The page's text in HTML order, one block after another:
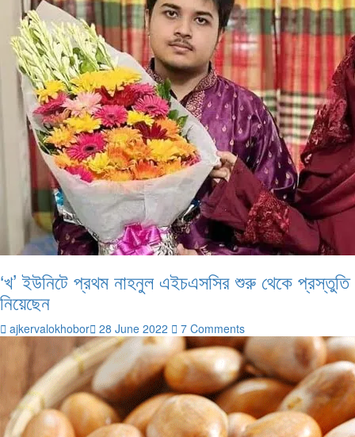
‘খ’ ইউনিটে প্রথম নাহনুল এইচএসসির শুরু থেকে প্রস্তুতি
নিয়েছেন
ajkervalokhobor 28 June 2022 7 Comments